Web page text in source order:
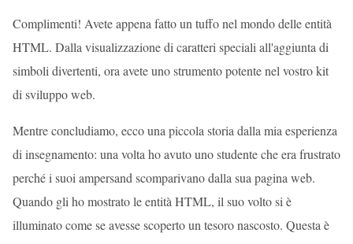
Complimenti! Avete appena fatto un tuffo nel mondo delle entità
HTML. Dalla visualizzazione di caratteri speciali all'aggiunta di
simboli divertenti, ora avete uno strumento potente nel vostro kit
di sviluppo web.
Mentre concludiamo, ecco una piccola storia dalla mia esperienza
di insegnamento: una volta ho avuto uno studente che era frustrato
perché i suoi ampersand scomparivano dalla sua pagina web.
Quando gli ho mostrato le entità HTML, il suo volto si è
illuminato come se avesse scoperto un tesoro nascosto. Questa è